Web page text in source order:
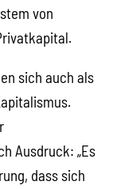
von
sich auch als
Ausdruck: „Es
dass sich